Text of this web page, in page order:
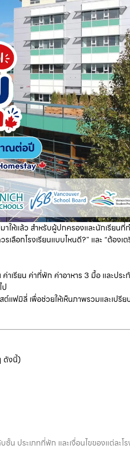
ให้แล้ว สำหรับผู้ปกครองและนักเรียนที่
ลือกโรงเรียนแบบไหนดี?” และ “ต้องเ
าเรียน ค่าที่พัก ค่าอาหาร 3 มื้อ และประ
ต์แฟมิลี่ เพื่อช่วยให้เห็นภาพรวมและเปรีย
ดังนี้)
น ประเภทที่พัก และเงื่อนไขของแต่ละโร